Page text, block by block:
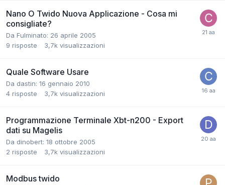
Nano O Twido Nuova Applicazione - Cosa mi
consigliate?
Da Fulminato: 26 aprile 2005
9 risposte 3,7k visualizzazioni
Quale Software Usare
Da dastin: 16 gennaio 2010
4 risposte 3,7k visualizzazioni
Programmazione Terminale Xbt-n200 - Export
dati su Magelis
Da dinobert: 18 ottobre 2005
2 risposte 3,7k visualizzazioni
Modbus twido